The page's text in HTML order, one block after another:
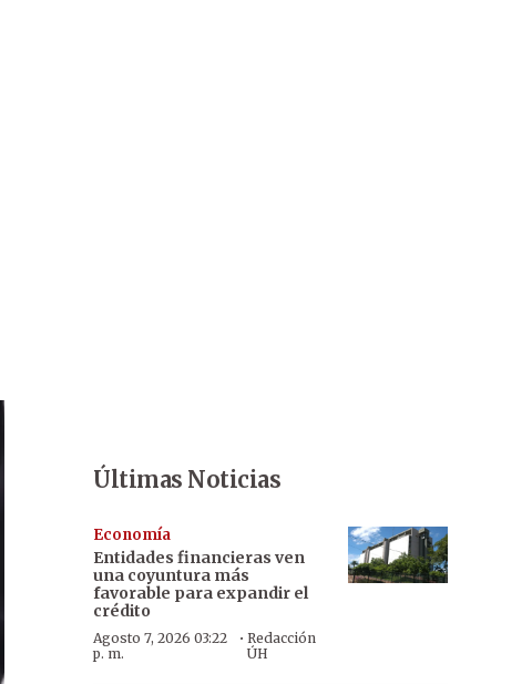
Últimas Noticias
Economía
Entidades financieras ven
una coyuntura más
favorable para expandir el
crédito
Agosto 7, 2026 03:22
p. m.
· Redacción
ÚH